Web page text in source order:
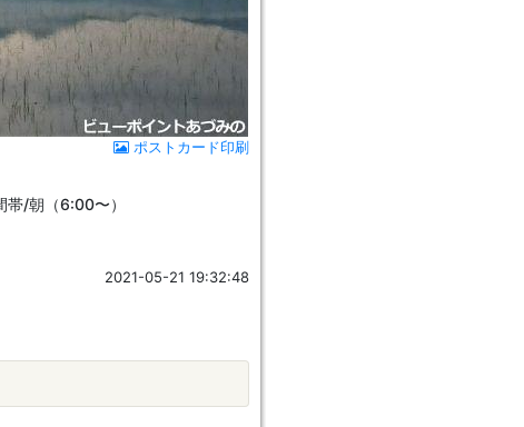
ポストカード印刷
/朝（6:00〜）
2021-05-21 19:32:48